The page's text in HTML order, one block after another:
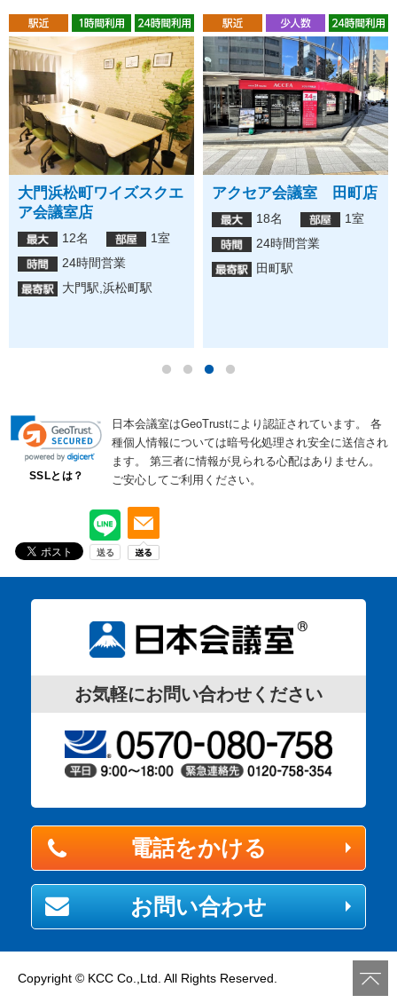
大門浜松町ワイズスクエ
ア会議室店
12名
1室
24時間営業
大門駅,浜松町駅
アクセア会議室 田町店
18名
1室
24時間営業
田町駅
SSLとは？
日本会議室はGeoTrustにより認証されています。
各
種個人情報については暗号化処理され安全に送信され
ます。
第三者に情報が見られる心配はありません。
ご安心してご利用ください。
お気軽にお問い合わせください
電話をかける
お問い合わせ
Copyright © KCC Co.,Ltd. All Rights Reserved.